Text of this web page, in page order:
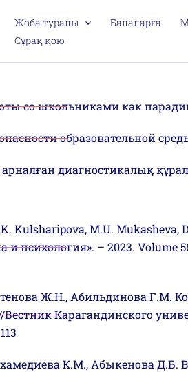
Жоба туралы Балаларға
Сұрақ қою
со школьниками как
образовательной
диагностикалық
Kulsharipova, M.U.
психология». – 2023. Volume
Ж.Н., Абильдинова Г.М.
Карагандинского
К.М., Абыкенова Д.Б.